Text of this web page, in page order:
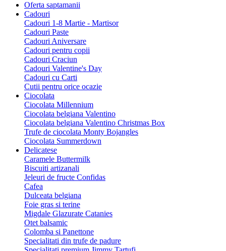
Oferta saptamanii
Cadouri
Cadouri 1-8 Martie - Martisor
Cadouri Paste
Cadouri Aniversare
Cadouri pentru copii
Cadouri Craciun
Cadouri Valentine's Day
Cadouri cu Carti
Cutii pentru orice ocazie
Ciocolata
Ciocolata Millennium
Ciocolata belgiana Valentino
Ciocolata belgiana Valentino Christmas Box
Trufe de ciocolata Monty Bojangles
Ciocolata Summerdown
Delicatese
Caramele Buttermilk
Biscuiti artizanali
Jeleuri de fructe Confidas
Cafea
Dulceata belgiana
Foie gras si terine
Migdale Glazurate Catanies
Otet balsamic
Colomba si Panettone
Specialitati din trufe de padure